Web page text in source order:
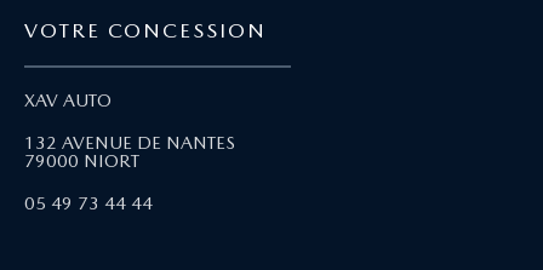
VOTRE CONCESSION
XAV AUTO
132 AVENUE DE NANTES
79000 NIORT
05 49 73 44 44